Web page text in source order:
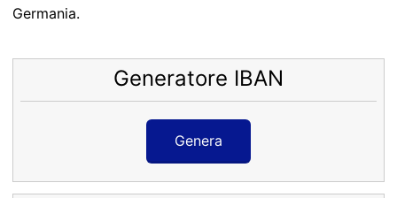
Germania.
Generatore IBAN
Genera